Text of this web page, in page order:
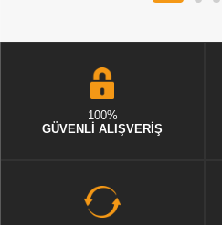
100%
GÜVENLİ ALIŞVERİŞ